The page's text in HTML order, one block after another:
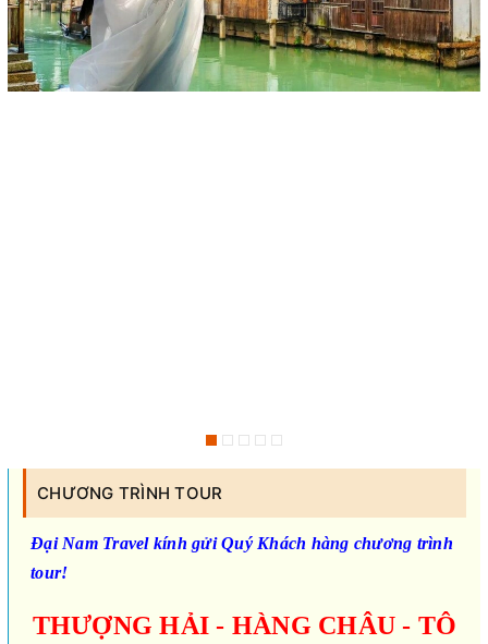
CHƯƠNG TRÌNH TOUR
Đại Nam Travel kính gửi Quý Khách hàng chương trình
tour!
THƯỢNG HẢI - HÀNG CHÂU - TÔ